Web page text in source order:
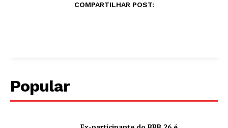
COMPARTILHAR POST:
Popular